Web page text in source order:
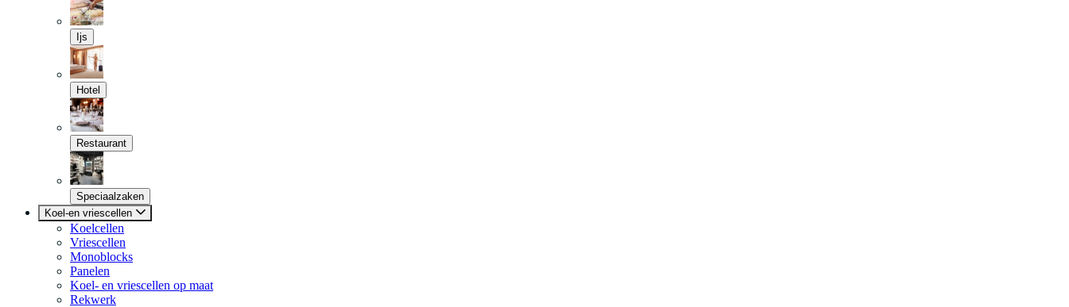
Ijs
Hotel
Restaurant
Speciaalzaken
Koel-en vriescellen
Koelcellen
Vriescellen
Monoblocks
Panelen
Koel- en vriescellen op maat
Rekwerk